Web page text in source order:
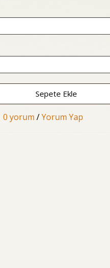
Sepete Ekle
0 yorum /Yorum Yap